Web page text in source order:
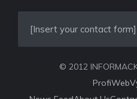
[Insert your contact form]
© 2012